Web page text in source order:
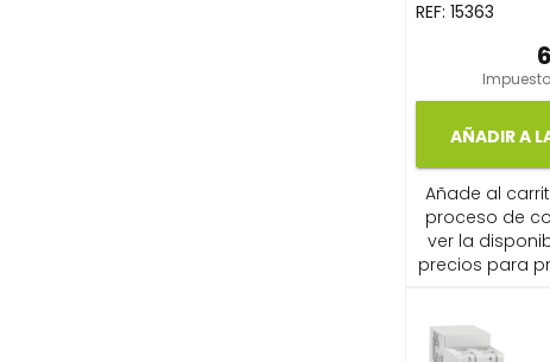
REF: 15363
AÑADIR A
Añade al
proceso de
ver la
precios para